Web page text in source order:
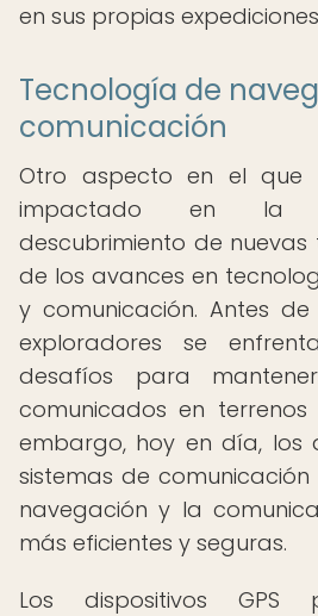
en sus propias
Tecnología de
comunicación
Otro aspecto en el
impactado en la
descubrimiento de
de los avances en
y comunicación. Antes
exploradores se
desafíos para
comunicados en terrenos
embargo, hoy en día, los
sistemas de
navegación y la
más eficientes y seguras.
Los dispositivos